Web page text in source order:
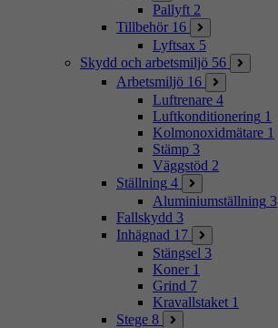
Pallyft 2
Tillbehör 16
Lyftsax 5
Skydd och arbetsmiljö 56
Arbetsmiljö 16
Luftrenare 4
Luftkonditionering 1
Kolmonoxidmätare 1
Stämp 3
Väggstöd 2
Ställning 4
Aluminiumställning 3
Fallskydd 3
Inhägnad 17
Stängsel 3
Koner 1
Grind 7
Kravallstaket 1
Stege 8